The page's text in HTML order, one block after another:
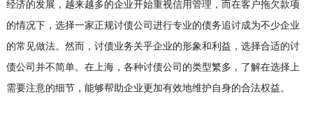
经济的发展，越来越多的企业开始重视信用管理，而在客户拖欠款项
的情况下，选择一家正规讨债公司 进行专业的债务追讨成为不少企业
的常见做法。然而，讨债业务关乎企业的形象和利益，选择合适的讨
债公司并不简单。在上海，各种讨债公司的类型繁多，了解在选择上
需要注意的细节，能够帮助企业更加有效地维护自身的合法权益。